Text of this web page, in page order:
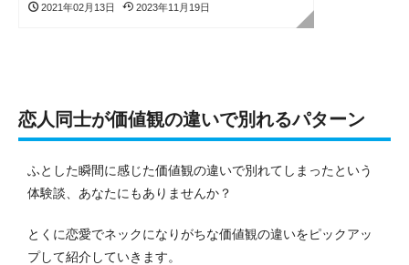
2021年02月13日 2023年11月19日
恋人同士が価値観の違いで別れるパターン
ふとした瞬間に感じた価値観の違いで別れてしまったという
体験談、あなたにもありませんか？
とくに恋愛でネックになりがちな価値観の違いをピックアッ
プして紹介していきます。